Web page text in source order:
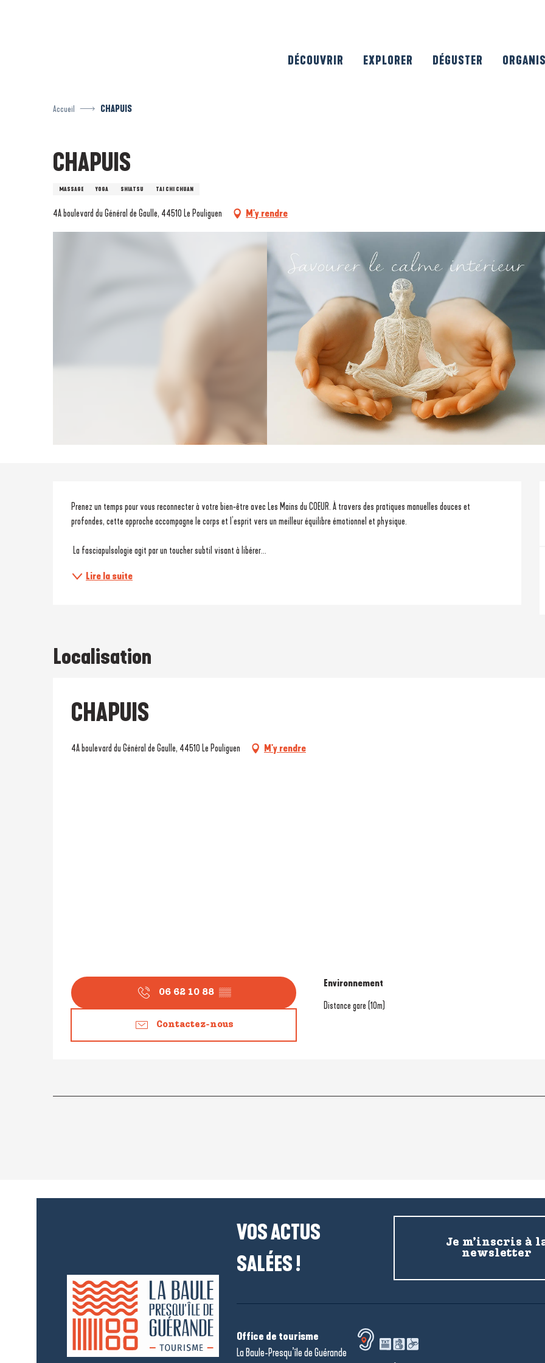
DÉCOUVRIR EXPLORER DÉGUSTER
Accueil CHAPUIS
CHAPUIS
MASSAGE YOGA SHIATSU TAI CHI CHUAN
4A boulevard du Général de Gaulle, 44510 Le Pouliguen M'y rendre
Description
Prenez un temps pour vous reconnecter à votre bien-être avec Les Mains du COEUR. À travers des pratiques manuelles douces et
profondes, cette approche accompagne le corps et l’esprit vers un meilleur équilibre émotionnel et physique.
La fasciapulsologie agit par un toucher subtil visant à libérer...
Lire la suite
Localisation
CHAPUIS
4A boulevard du Général de Gaulle, 44510 Le Pouliguen M'y rendre
06 62 10 88 ▒▒
Contactez-nous
Environnement
Environnement
Distance gare (10m)
VOS ACTUS
SALÉES !
Je m’inscris à
newsletter
Office de tourisme
La Baule-Presqu’île de Guérande